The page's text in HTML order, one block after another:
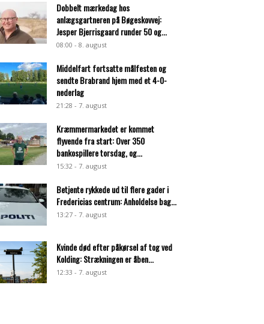
Dobbelt mærkedag hos
anlægsgartneren på Bøgeskovvej:
Jesper Bjerrisgaard runder 50 og...
08:00 - 8. august
Middelfart fortsatte målfesten og
sendte Brabrand hjem med et 4-0-
nederlag
21:28 - 7. august
Kræmmermarkedet er kommet
flyvende fra start: Over 350
bankospillere torsdag, og...
15:32 - 7. august
Betjente rykkede ud til flere gader i
Fredericias centrum: Anholdelse bag...
13:27 - 7. august
Kvinde død efter påkørsel af tog ved
Kolding: Strækningen er åben...
12:33 - 7. august